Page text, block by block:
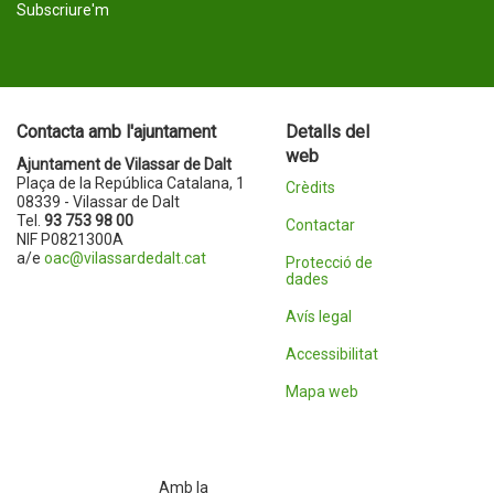
Subscriure'm
Contacta amb l'ajuntament
Ajuntament de Vilassar de Dalt
Plaça de la República Catalana, 1
08339 - Vilassar de Dalt
Tel. 93 753 98 00
NIF P0821300A
a/e oac@vilassardedalt.cat
Detalls del
web
Crèdits
Contactar
Protecció de
dades
Avís legal
Accessibilitat
Mapa web
Amb la